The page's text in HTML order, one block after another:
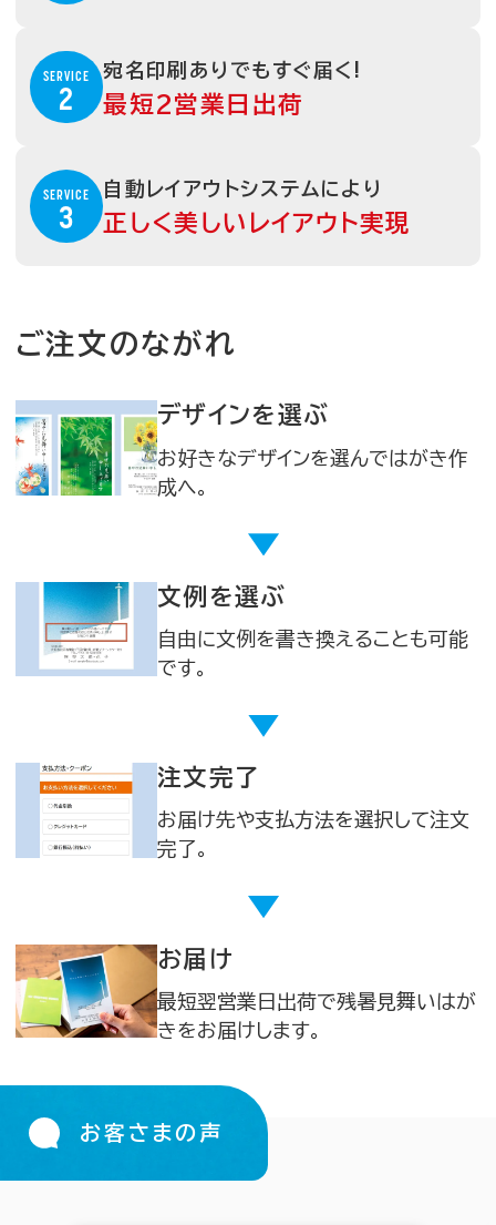
SERVICE
2
宛名印刷ありでもすぐ届く!
最短2営業日出荷
SERVICE
3
自動レイアウトシステムにより
正しく美しいレイアウト実現
ご注文のながれ
デザインを選ぶ
お好きなデザインを選んではがき作
成へ。
文例を選ぶ
自由に文例を書き換えることも可能
です。
注文完了
お届け先や支払方法を選択して注文
完了。
お届け
最短翌営業日出荷で残暑見舞いはが
きをお届けします。
お客さまの声